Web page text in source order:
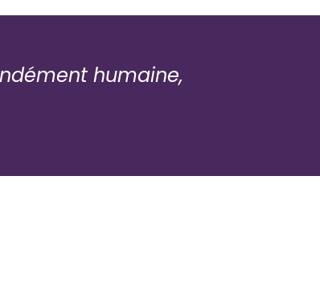
humaine,